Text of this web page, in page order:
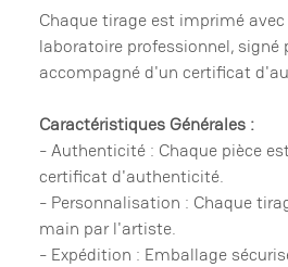
Chaque tirage est imprimé
laboratoire professionnel, signé
accompagné d'un certificat
Caractéristiques Générales :
- Authenticité : Chaque pièce
certificat d'authenticité.
- Personnalisation : Chaque
main par l'artiste.
- Expédition : Emballage